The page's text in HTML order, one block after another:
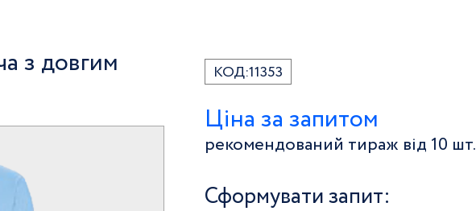
з довгим
КОД:11353
Ціна за запитом
рекомендований тираж від 10 шт.
Сформувати запит: